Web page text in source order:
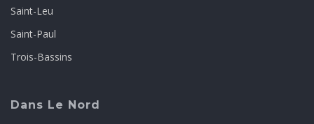
Saint-Leu
Saint-Paul
Trois-Bassins
Dans Le Nord